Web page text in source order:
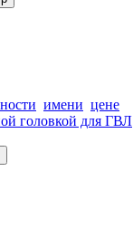
имени цене
головкой для ГВЛ